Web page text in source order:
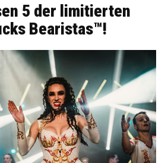
5 der limitierten
Bearistas™!